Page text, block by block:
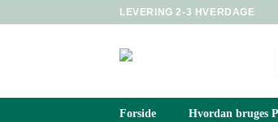
LEVERING 2-3 HVERDAGE
Forside Hvordan bruges